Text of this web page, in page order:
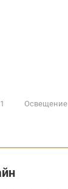
Освещение